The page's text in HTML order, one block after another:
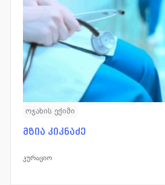
ოჯახის ექიმი
მზია კიკნაძე
კურაციო